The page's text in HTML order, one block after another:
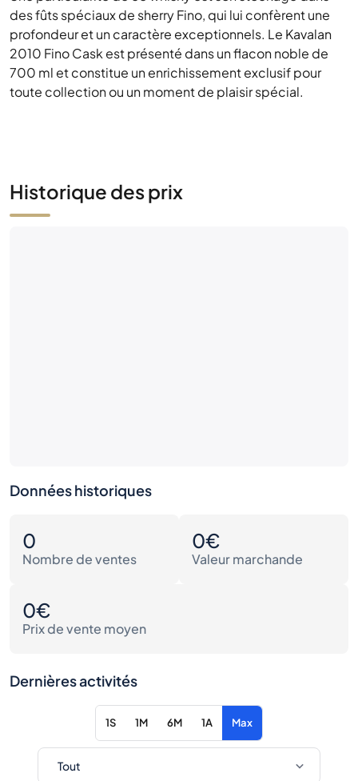
des fûts spéciaux de sherry Fino, qui lui confèrent une
profondeur et un caractère exceptionnels. Le Kavalan
2010 Fino Cask est présenté dans un flacon noble de
700 ml et constitue un enrichissement exclusif pour
toute collection ou un moment de plaisir spécial.
Historique des prix
Données historiques
0
Nombre de ventes
0€
Valeur marchande
0€
Prix de vente moyen
Dernières activités
1S 1M 6M 1A Max